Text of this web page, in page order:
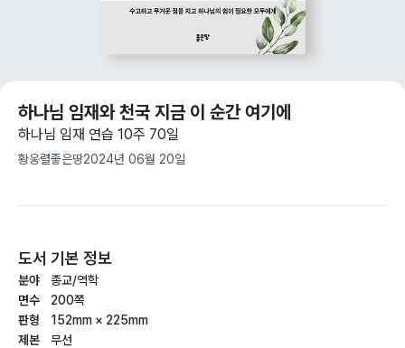
하나님 임재와 천국 지금 이 순간 여기에
하나님 임재 연습 10주 70일
황웅렬좋은땅2024년 06월 20일
도서 기본 정보
분야
면수
판형
제본
종교/역학
200쪽
152mm × 225mm
무선